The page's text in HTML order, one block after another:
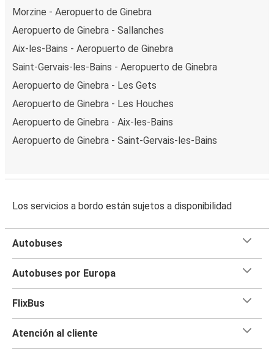
Morzine - Aeropuerto de Ginebra
Aeropuerto de Ginebra - Sallanches
Aix-les-Bains - Aeropuerto de Ginebra
Saint-Gervais-les-Bains - Aeropuerto de Ginebra
Aeropuerto de Ginebra - Les Gets
Aeropuerto de Ginebra - Les Houches
Aeropuerto de Ginebra - Aix-les-Bains
Aeropuerto de Ginebra - Saint-Gervais-les-Bains
Los servicios a bordo están sujetos a disponibilidad
Autobuses
Autobuses por Europa
FlixBus
Atención al cliente